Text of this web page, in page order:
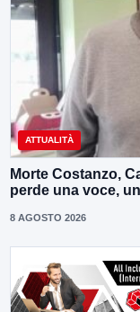
ATTUALITÀ
Morte Costanzo,
perde una voce,
8 AGOSTO 2026